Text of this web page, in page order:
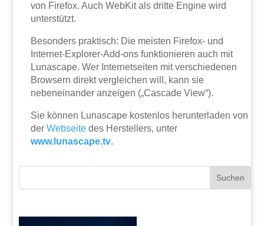
von Firefox. Auch WebKit als dritte Engine wird
unterstützt.
Besonders praktisch: Die meisten Firefox- und
Internet-Explorer-Add-ons funktionieren auch mit
Lunascape. Wer Internetseiten mit verschiedenen
Browsern direkt vergleichen will, kann sie
nebeneinander anzeigen („Cascade View“).
Sie können Lunascape kostenlos herunterladen von
derWebseite des Herstellers, unter
www.lunascape.tv.